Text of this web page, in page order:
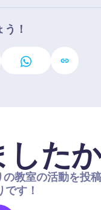
！
た
教室の活動を投
す！